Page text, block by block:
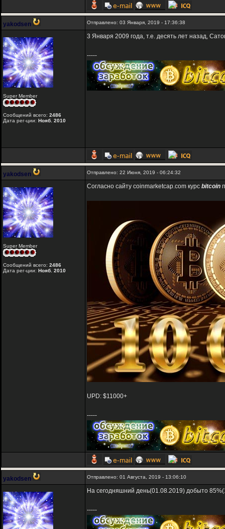
yakodsen Отправлено: 03 Января, 2019 - 17:36:38
Super Member
Сообщений всего: 2486
Дата рег-ции: Нояб. 2010
3 Января 2009 года, т.е. десять лет назад,
-----
yakodsen Отправлено: 22 Июня, 2019 - 06:24:32
Super Member
Сообщений всего: 2486
Дата рег-ции: Нояб. 2010
Согласно сайту coinmarketcap.com курс bitcoin
UPD: $11000+
-----
yakodsen Отправлено: 01 Августа, 2019 - 13:06:10
На сегодняшний день(01.08.2019) добыто
-----